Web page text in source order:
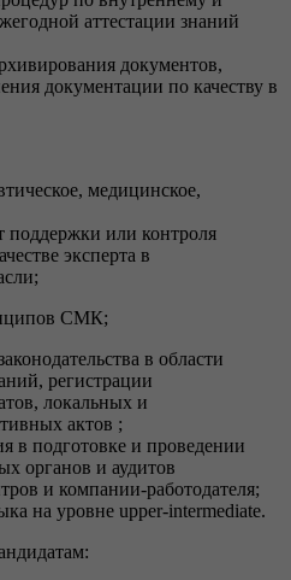
аттестации знаний
документов,
документации по качеству в
медицинское,
поддержки или контроля
эксперта в
СМК;
в области
регистрации
локальных и
актов ;
в подготовке и проведении
органов и аудитов
и компании-работодателя;
на уровне upper-intermediate.